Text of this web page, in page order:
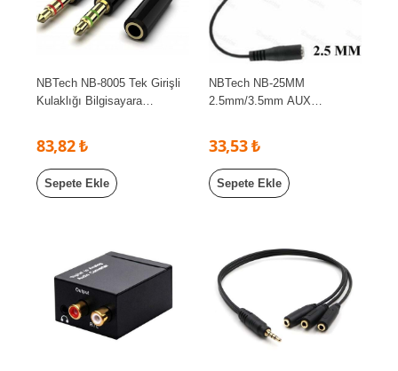
NBTech NB-8005 Tek Girişli
Kulaklığı Bilgisayara
Ekek 3.5mm Jak Mikrofonlu
Kulaklık Ayırıcı, Çevirici
83,82 ₺
Sepete Ekle
NBTech NB-25MM
2.5mm/3.5mm AUX
33,53 ₺
Sepete Ekle